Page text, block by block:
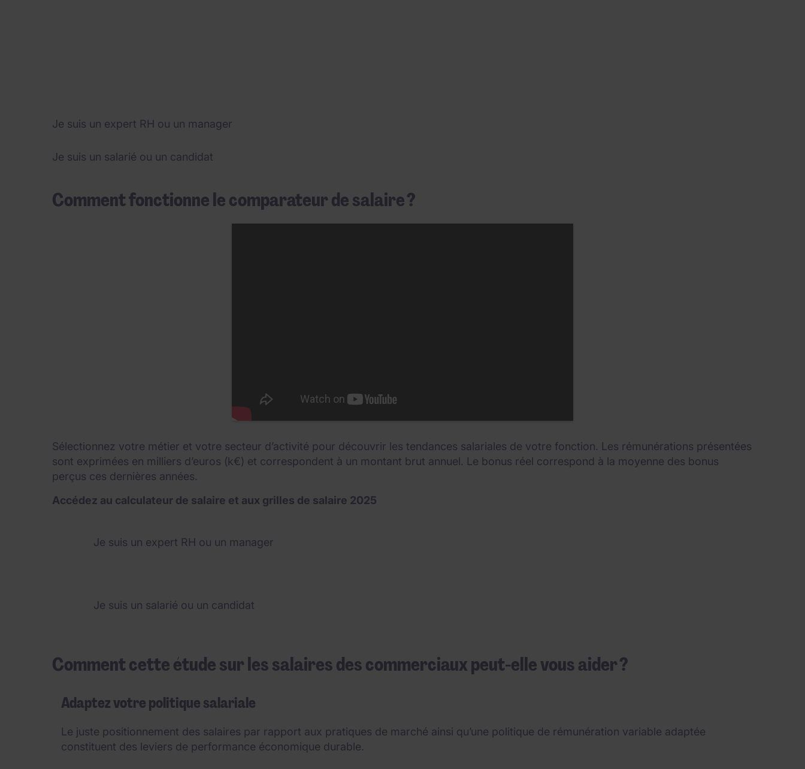
Je suis un expert RH ou un manager
Je suis un salarié ou un candidat
Comment fonctionne le comparateur de salaire ?
Sélectionnez votre métier et votre secteur d’activité pour découvrir les tendances salariales de votre fonction. Les rémunérations présentées
sont exprimées en milliers d’euros (k€) et correspondent à un montant brut annuel. Le bonus réel correspond à la moyenne des bonus
perçus ces dernières années.
Accédez au calculateur de salaire et aux grilles de salaire 2025
Je suis un expert RH ou un manager
Je suis un salarié ou un candidat
Comment cette étude sur les salaires des commerciaux peut-elle vous aider ?
Adaptez votre politique salariale
Le juste positionnement des salaires par rapport aux pratiques de marché ainsi qu’une politique de rémunération variable adaptée
constituent des leviers de performance économique durable.